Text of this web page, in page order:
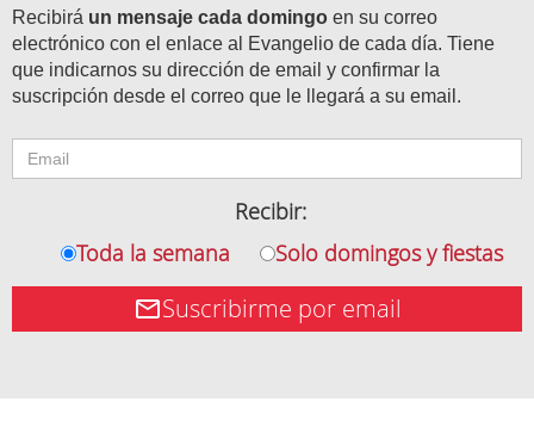
Recibirá un mensaje cada domingo en su correo
electrónico con el enlace al Evangelio de cada día. Tiene
que indicarnos su dirección de email y confirmar la
suscripción desde el correo que le llegará a su email.
Recibir:
Toda la semana
Solo domingos y fiestas
Suscribirme por email